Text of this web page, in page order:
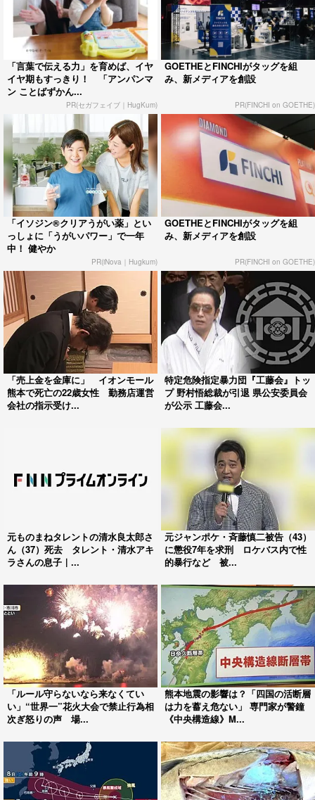
「言葉で伝える力」を育めば、イヤ
イヤ期もすっきり！ 「アンパンマ
ン ことばずかん...
PR(セガフェイブ｜HugKum)
GOETHEとFINCHIがタッグを組
み、新メディアを創設
PR(FINCHI on GOETHE)
「イソジン®クリアうがい薬」とい
っしょに「うがいパワー」で一年
中！ 健やか
PR(iNova｜Hugkum)
GOETHEとFINCHIがタッグを組
み、新メディアを創設
PR(FINCHI on GOETHE)
「売上金を金庫に」 イオンモール
熊本で死亡の22歳女性 勤務店運営
会社の指示受け...
特定危険指定暴力団『工藤会』トッ
プ 野村悟総裁が引退 県公安委員会
が公示 工藤会...
元ものまねタレントの清水良太郎さ
ん（37）死去 タレント・清水アキ
ラさんの息子｜...
元ジャンポケ・斉藤慎二被告（43）
に懲役7年を求刑 ロケバス内で性
的暴行など 被...
「ルール守らないなら来なくてい
い」“世界一”花火大会で禁止行為相
次ぎ怒りの声 場...
熊本地震の影響は？「四国の活断層
は力を蓄え危ない」 専門家が警鐘
《中央構造線》M...